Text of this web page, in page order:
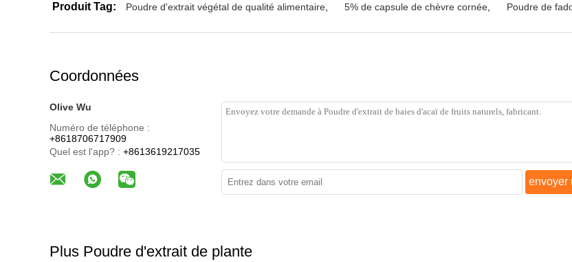
Produit Tag:
Poudre d'extrait végétal de qualité alimentaire 5% de capsule de chèvre cornée Poudre de
Coordonnées
Olive Wu
Numéro de téléphone :
+8618706717909
Quel est l'app? : +8613619217035
envoyer
Plus Poudre d'extrait de plante